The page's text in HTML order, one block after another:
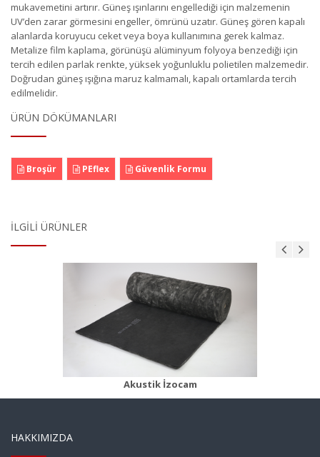
mukavemetini artırır. Güneş ışınlarını engellediği için malzemenin
UV’den zarar görmesini engeller, ömrünü uzatır. Güneş gören kapalı
alanlarda koruyucu ceket veya boya kullanımına gerek kalmaz.
Metalize film kaplama, görünüşü alüminyum folyoya benzediği için
tercih edilen parlak renkte, yüksek yoğunluklu polietilen malzemedir.
Doğrudan güneş ışığına maruz kalmamalı, kapalı ortamlarda tercih
edilmelidir.
ÜRÜN DÖKÜMANLARI
Broşür PEflex Güvenlik Formu
İLGILI ÜRÜNLER
Akustik İzocam
Camyünü Klima Levhası
Ürün Detayı
HAKKIMIZDA